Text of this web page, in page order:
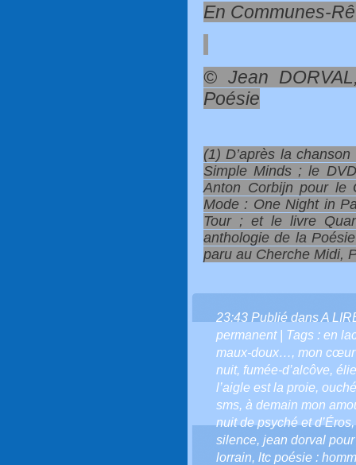
En Communes-
© Jean
Poésie
(1) D’après la
Simple Minds ; le
Anton Corbijn pour le
Mode : One Night in
Tour ; et le livre
anthologie de la
paru au Cherche Midi,
23:43 Publié dansA
permanent| Tags : en
maux-doux…, mon cœur
nuit, fumée-d’alcôve,
l’aigle est la proie,
sms, à demain mon
nuit de psyché et d’Éros
silence, jean dorval
lorrain, ltc poésie :